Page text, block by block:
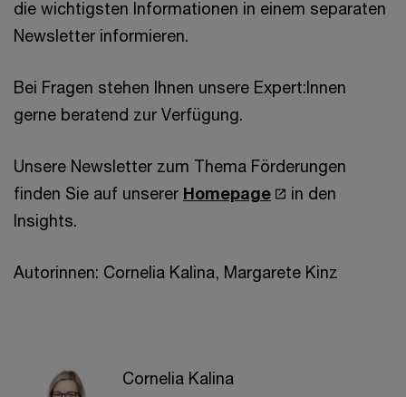
die wichtigsten Informationen in einem separaten
Newsletter informieren.
Bei Fragen stehen Ihnen unsere Expert:Innen
gerne beratend zur Verfügung.
Unsere Newsletter zum Thema Förderungen
finden Sie auf unserer Homepage
in den
Insights.
Autorinnen: Cornelia Kalina, Margarete Kinz
Cornelia Kalina